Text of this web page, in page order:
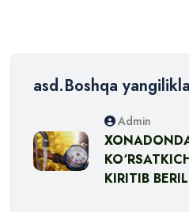
asd.Boshqa
Admin
KIRITIB